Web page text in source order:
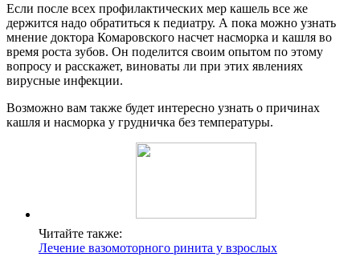
Если после всех профилактических мер кашель все же
держится надо обратиться к педиатру. А пока можно узнать
мнение доктора Комаровского насчет насморка и кашля во
время роста зубов. Он поделится своим опытом по этому
вопросу и расскажет, виноваты ли при этих явлениях
вирусные инфекции.
Возможно вам также будет интересно узнать о причинах
кашля и насморка у грудничка без температуры.
Читайте также:
Лечение вазомоторного ринита у взрослых